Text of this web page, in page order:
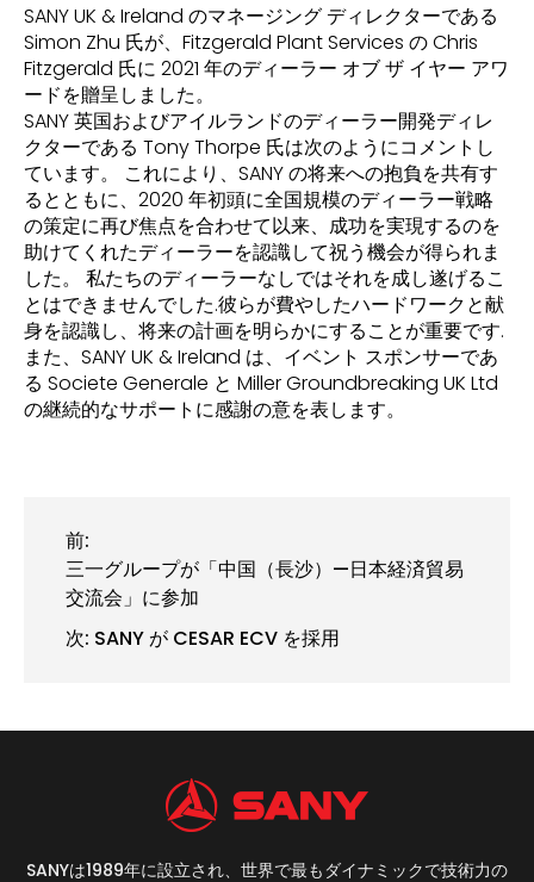
SANY UK & Ireland のマネージング ディレクターである
Simon Zhu 氏が、Fitzgerald Plant Services の Chris
Fitzgerald 氏に 2021 年のディーラー オブ ザ イヤー アワ
ードを贈呈しました。
SANY 英国およびアイルランドのディーラー開発ディレ
クターである Tony Thorpe 氏は次のようにコメントし
ています。 これにより、SANY の将来への抱負を共有す
るとともに、2020 年初頭に全国規模のディーラー戦略
の策定に再び焦点を合わせて以来、成功を実現するのを
助けてくれたディーラーを認識して祝う機会が得られま
した。 私たちのディーラーなしではそれを成し遂げるこ
とはできませんでした.彼らが費やしたハードワークと献
身を認識し、将来の計画を明らかにすることが重要です.
また、SANY UK & Ireland は、イベント スポンサーであ
る Societe Generale と Miller Groundbreaking UK Ltd
の継続的なサポートに感謝の意を表します。
前:
三一グループが「中国（長沙）—日本経済貿易
交流会」に参加
次: SANY が CESAR ECV を採用
SANYは1989年に設立され、世界で最もダイナミックで技術力の